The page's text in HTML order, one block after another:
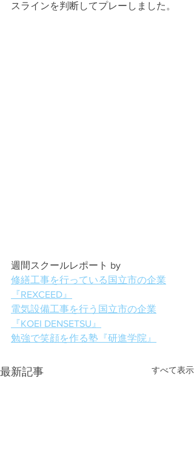
スラインを判断してプレーしました。
週間スクールレポート by
修繕工事を行っている国立市の企業
『REXCEED』
電気設備工事を行う国立市の企業
『KOEI DENSETSU』
勉強で笑顔を作る塾『研進学院』
最新記事 すべて表示